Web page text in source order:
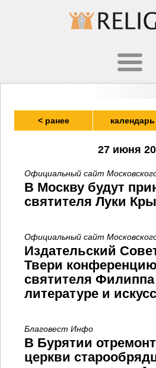
< ранее календарь
27 июня
Официальный сайт
В Москву будут
святителя Луки
Официальный сайт
Издательский
Твери
святителя
литературе и
Благовест Инфо
В Бурятии
церкви